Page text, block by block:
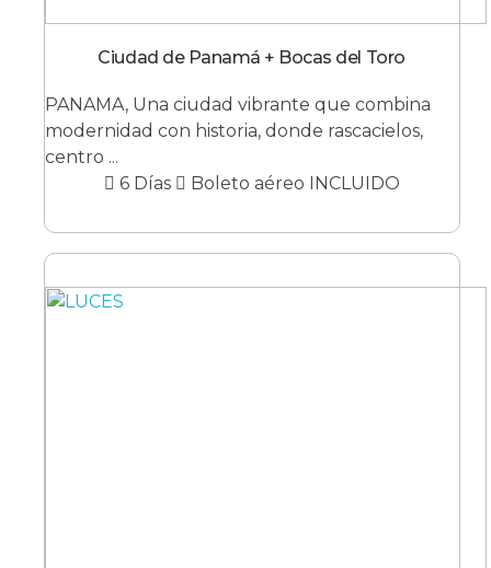
Ciudad de Panamá + Bocas del Toro
PANAMA, Una ciudad vibrante que combina
modernidad con historia, donde rascacielos,
centro ...
6 Días
Boleto aéreo INCLUIDO